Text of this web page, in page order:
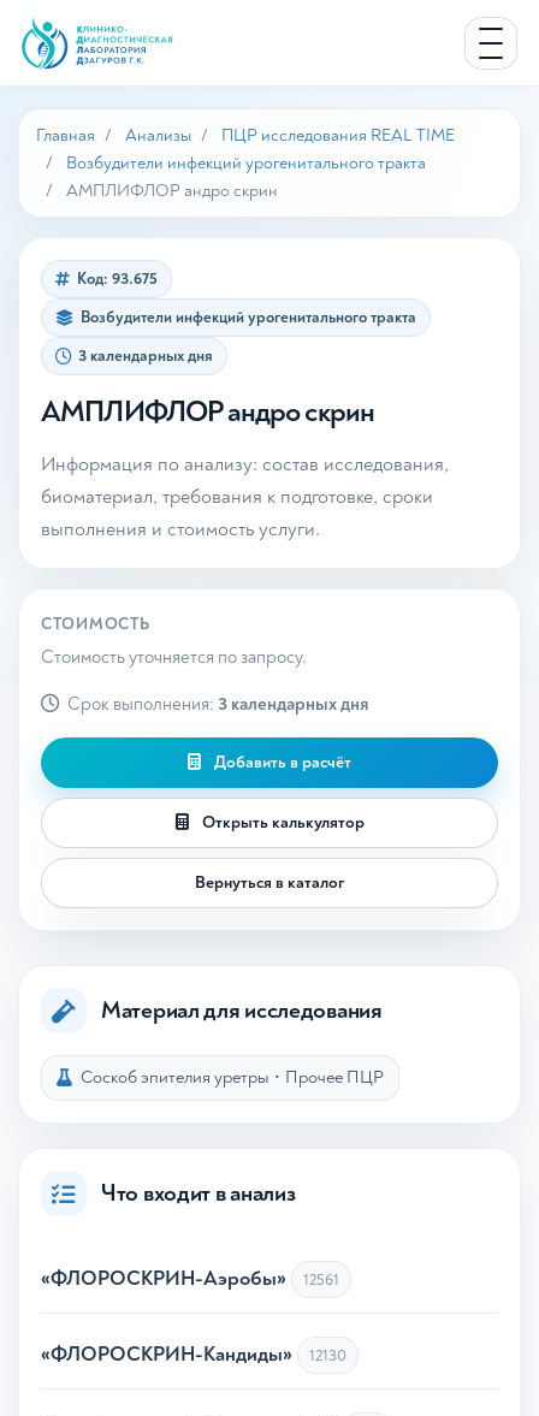
Главная Анализы
ПЦР исследования REAL TIME
Возбудители инфекций урогенитального тракта
АМПЛИФЛОР андро скрин
Код: 93.675
Возбудители инфекций урогенитального тракта
3 календарных дня
АМПЛИФЛОР андро скрин
Информация по анализу: состав исследования,
биоматериал, требования к подготовке, сроки
выполнения и стоимость услуги.
СТОИМОСТЬ
Стоимость уточняется по запросу.
Срок выполнения: 3 календарных дня
Добавить в расчёт
Открыть калькулятор
Вернуться в каталог
Материал для исследования
Соскоб эпителия уретры • Прочее ПЦР
Что входит в анализ
«ФЛОРОСКРИН-Аэробы» 12561
«ФЛОРОСКРИН-Кандиды» 12130